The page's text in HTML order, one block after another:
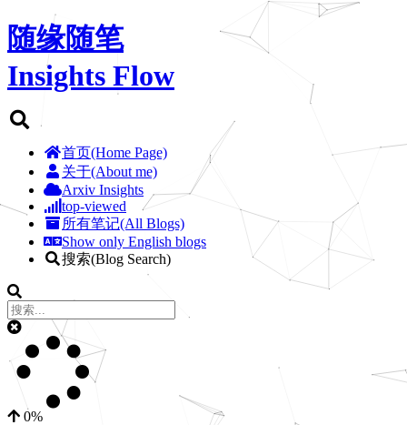
随缘随笔
Insights Flow
首页(Home Page)
关于(About me)
Arxiv Insights
top-viewed
所有笔记(All Blogs)
Show only English blogs
搜索(Blog Search)
0%